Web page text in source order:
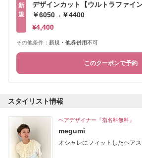
新
規
デザインカット【ウルトラファイン
￥6050→￥4400
¥4,400
その他条件： 新規・他券併用不可
このクーポンで予約
スタイリスト情報
ヘアデザイナー『指名料無料』
megumi
オシャレにフィットしたヘア